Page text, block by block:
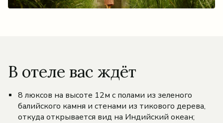
В отеле вас ждёт
8 люксов на высоте 12м с полами из зеленого
балийского камня и стенами из тикового дерева,
откуда открывается вид на Индийский океан;